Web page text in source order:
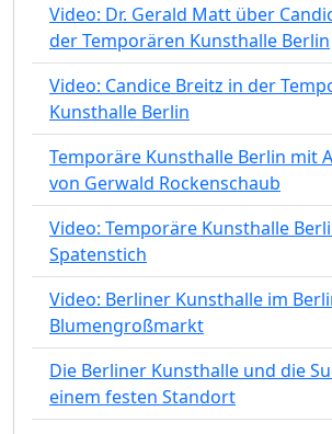
Video: Dr. Gerald Matt über
der Temporären Kunsthalle Berlin
Video: Candice Breitz in der
Kunsthalle Berlin
Temporäre Kunsthalle Berlin mit
von Gerwald Rockenschaub
Video: Temporäre Kunsthalle
Spatenstich
Video: Berliner Kunsthalle im
Blumengroßmarkt
Die Berliner Kunsthalle und die
einem festen Standort